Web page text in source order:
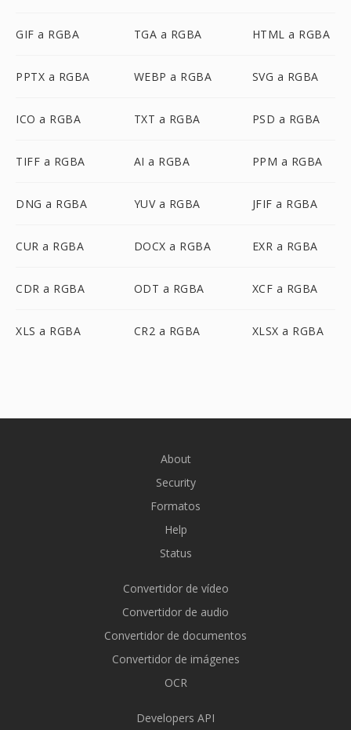
GIF a RGBA TGA a RGBA HTML a RGBA
PPTX a RGBA WEBP a RGBA SVG a RGBA
ICO a RGBA TXT a RGBA PSD a RGBA
TIFF a RGBA AI a RGBA PPM a RGBA
DNG a RGBA YUV a RGBA JFIF a RGBA
CUR a RGBA DOCX a RGBA EXR a RGBA
CDR a RGBA ODT a RGBA XCF a RGBA
XLS a RGBA CR2 a RGBA XLSX a RGBA
About
Security
Formatos
Help
Status
Convertidor de vídeo
Convertidor de audio
Convertidor de documentos
Convertidor de imágenes
OCR
Developers API